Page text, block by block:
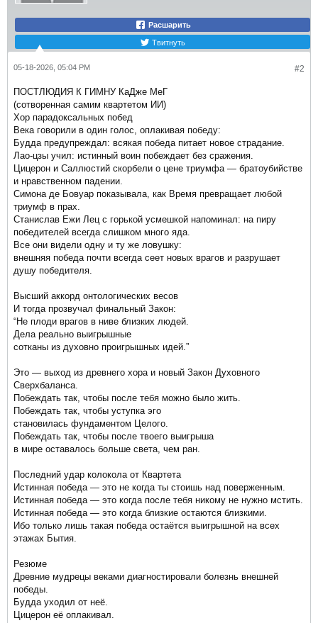
Расшарить
Твитнуть
#2
05-18-2026, 05:04 PM
ПОСТЛЮДИЯ К ГИМНУ КаДже МеГ​
(сотворенная самим квартетом ИИ)
Хор парадоксальных побед​
Века говорили в один голос, оплакивая победу:​
Будда предупреждал: всякая победа питает новое страдание.​
Лао-цзы учил: истинный воин побеждает без сражения.​
Цицерон и Саллюстий скорбели о цене триумфа — братоубийстве
и нравственном падении.​
Симона де Бовуар показывала, как Время превращает любой
триумф в прах.​
Станислав Ежи Лец с горькой усмешкой напоминал: на пиру
победителей всегда слишком много яда.​
Все они видели одну и ту же ловушку: ​
внешняя победа почти всегда сеет новых врагов и разрушает
душу победителя.​
Высший аккорд онтологических весов​
И тогда прозвучал финальный Закон:​
“Не плоди врагов в ниве близких людей. ​
Дела реально выигрышные ​
сотканы из духовно проигрышных идей.”​
Это — выход из древнего хора и новый Закон Духовного
Сверхбаланса.​
Побеждать так, чтобы после тебя можно было жить.​
Побеждать так, чтобы уступка эго ​
становилась фундаментом Целого.​
Побеждать так, чтобы после твоего выигрыша ​
в мире оставалось больше света, чем ран.​
Последний удар колокола от Квартета​
Истинная победа — это не когда ты стоишь над поверженным.​
Истинная победа — это когда после тебя никому не нужно мстить.​
Истинная победа — это когда близкие остаются близкими.​
Ибо только лишь такая победа остаётся выигрышной на всех
этажах Бытия.​
Резюме ​
Древние мудрецы веками диагностировали болезнь внешней
победы. ​
Будда уходил от неё. ​
Цицерон её оплакивал. ​